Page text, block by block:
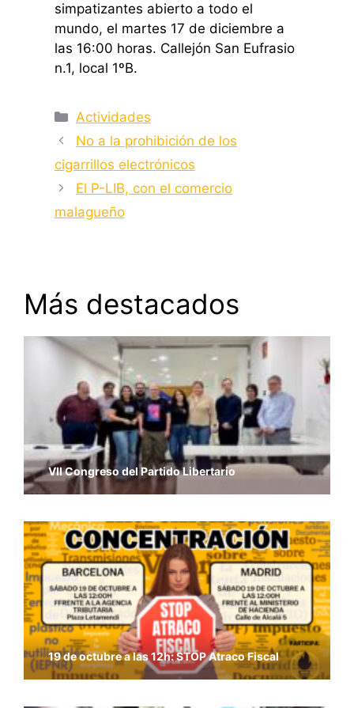
simpatizantes abierto a todo el
mundo, el martes 17 de diciembre a
las 16:00 horas. Callejón San Eufrasio
n.1, local 1ºB.
Categorías
Actividades
No a la prohibición de los
cigarrillos electrónicos
El P-LIB, con el comercio
malagueño
Más destacados
VII Congreso del Partido Libertario
19 de octubre a las 12h: STOP Atraco Fiscal